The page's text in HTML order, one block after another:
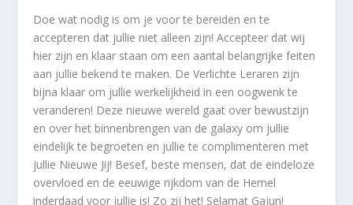
Doe wat nodig is om je voor te bereiden en te
accepteren dat jullie niet alleen zijn! Accepteer dat wij
hier zijn en klaar staan om een aantal belangrijke feiten
aan jullie bekend te maken. De Verlichte Leraren zijn
bijna klaar om jullie werkelijkheid in een oogwenk te
veranderen! Deze nieuwe wereld gaat over bewustzijn
en over het binnenbrengen van de galaxy om jullie
eindelijk te begroeten en jullie te complimenteren met
jullie Nieuwe Jij! Besef, beste mensen, dat de eindeloze
overvloed en de eeuwige rijkdom van de Hemel
inderdaad voor jullie is! Zo zij het! Selamat Gajun!